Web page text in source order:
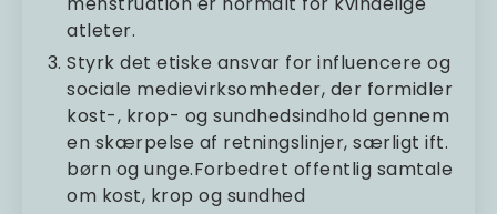
atleter.
Styrk det etiske ansvar for influencere og
sociale medievirksomheder, der formidler
kost-, krop- og sundhedsindhold gennem
en skærpelse af retningslinjer, særligt ift.
børn og unge.Forbedret offentlig samtale
om kost, krop og sundhed